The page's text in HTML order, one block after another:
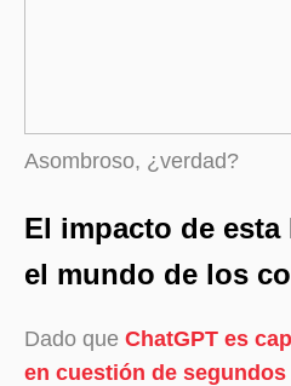
Asombroso, ¿verdad?
El impacto de esta
el mundo de los
Dado que ChatGPT es
en cuestión de